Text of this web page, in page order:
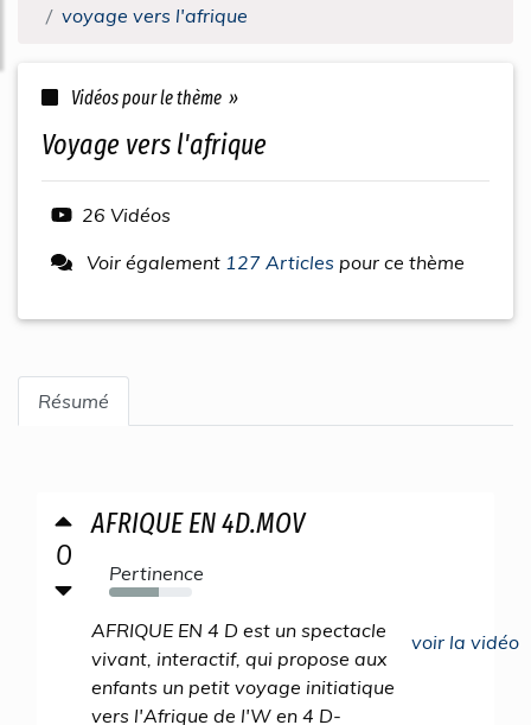
voyage vers l'afrique
Vidéos pour le thème »
voyage vers l'afrique
26 Vidéos
Voir également 127 Articles pour ce thème
Résumé
0
AFRIQUE EN 4D.MOV
Pertinence
60%
voir la vidéo
AFRIQUE EN 4 D est un spectacle
vivant, interactif, qui propose aux
enfants un petit voyage initiatique
vers l'Afrique de l'W en 4 D-